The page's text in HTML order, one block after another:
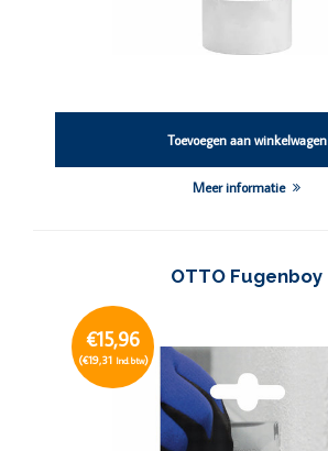
Toevoegen aan winkelwagen
Meer informatie
OTTO Fugenboy
€15,96
(€19,31 Incl. btw)